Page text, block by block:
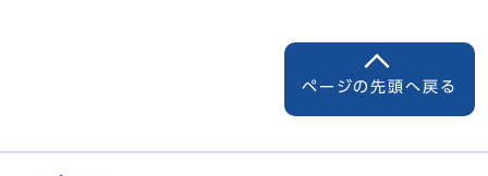
ページの先頭へ戻る